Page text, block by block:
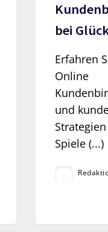
bei
Erfahren
Online
und
Spiele (...)